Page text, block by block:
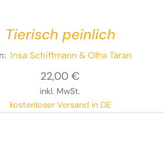
Tierisch peinlich
Insa Schiffmann & Olha Taran
22,00€
inkl. MwSt.
kostenloser Versand in DE